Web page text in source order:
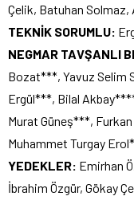
Çelik, Batuhan Solmaz,
TEKNİK SORUMLU:
NEGMAR TAVŞANLI
Bozat***, Yavuz Selim
Ergül***, Bilal
Murat Güneş***,
Muhammet Turgay
YEDEKLER: Emirhan
İbrahim Özgür, Gökay